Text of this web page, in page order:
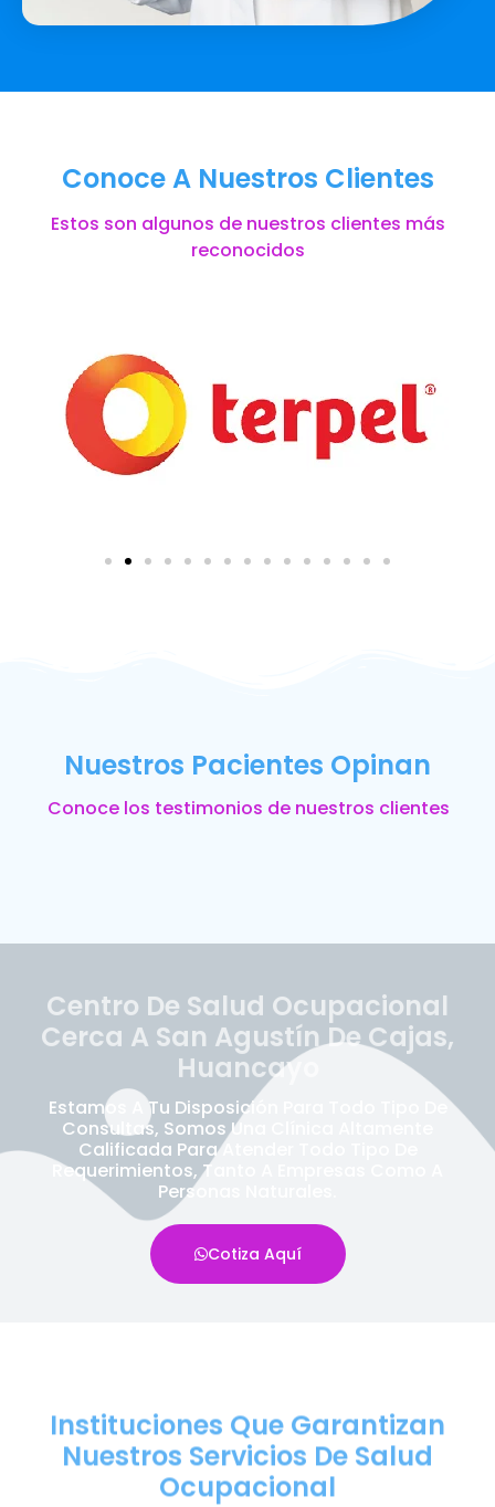
Conoce A Nuestros Clientes
Estos son algunos de nuestros clientes más
reconocidos
Nuestros Pacientes Opinan
Conoce los testimonios de nuestros clientes
Centro De Salud Ocupacional
Cerca A San Agustín De Cajas,
Huancayo
Estamos A Tu Disposición Para Todo Tipo De
Consultas, Somos Una Clínica Altamente
Calificada Para Atender Todo Tipo De
Requerimientos, Tanto A Empresas Como A
Personas Naturales.
Cotiza Aquí
Instituciones Que Garantizan
Nuestros Servicios De Salud
Ocupacional